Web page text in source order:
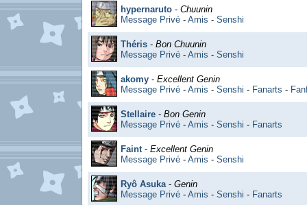
hypernaruto - Chuunin
Message Privé - Amis - Senshi
Théris - Bon Chuunin
Message Privé - Amis - Senshi
akomy - Excellent Genin
Message Privé - Amis - Senshi - Fanarts -
Stellaire - Bon Genin
Message Privé - Amis - Senshi - Fanarts
Faint- Excellent Genin
Message Privé - Amis - Senshi
Ryô Asuka- Genin
Message Privé - Amis - Senshi - Fanarts